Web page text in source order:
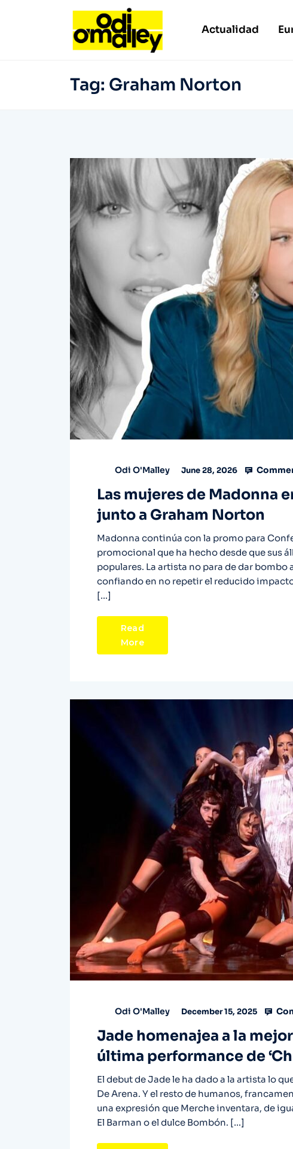
Actualidad
Tag: Graham Norton
Odi O'Malley June 28, 2026
Las mujeres de Madonna
junto a Graham Norton
Madonna continúa con la promo para
promocional que ha hecho desde que sus
populares. La artista no para de dar
confiando en no repetir el reducido
[…]
Read
More
Odi O'Malley December 15, 2025
Jade homenajea a la
última performance de
El debut de Jade le ha dado a la artista lo
De Arena. Y el resto de humanos,
una expresión que Merche inventara, de
El Barman o el dulce Bombón. […]